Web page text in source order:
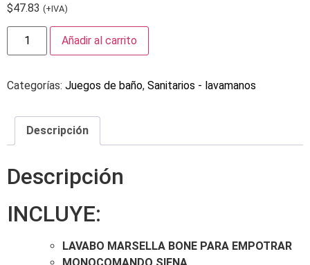
$47.83 (+IVA)
Añadir al carrito
Categorías: Juegos de baño, Sanitarios - lavamanos
Descripción
Descripción
INCLUYE:
LAVABO MARSELLA BONE PARA EMPOTRAR